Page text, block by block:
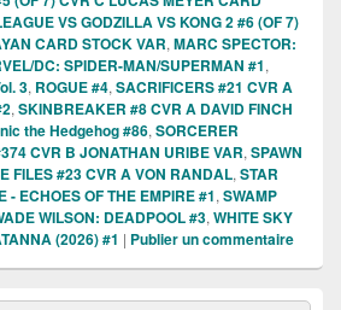
VS GODZILLA VS KONG 2 #6 (OF 7)
CARD STOCK VAR, MARC SPECTOR:
DC: SPIDER-MAN/SUPERMAN #1,
3, ROGUE #4, SACRIFICERS #21 CVR A
, SKINBREAKER #8 CVR A DAVID FINCH
the Hedgehog #86, SORCERER
CVR B JONATHAN URIBE VAR, SPAWN
FILES #23 CVR A VON RANDAL, STAR
- ECHOES OF THE EMPIRE #1, SWAMP
WILSON: DEADPOOL #3, WHITE SKY
(2026) #1 | Publier un commentaire